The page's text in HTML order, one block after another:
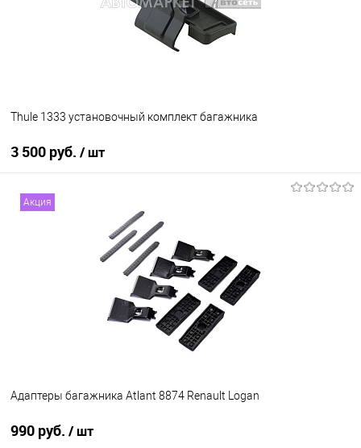
Thule 1333 установочный комплект багажника
3 500 руб. / шт
Акция
Адаптеры багажника Atlant 8874 Renault Logan
990 руб. / шт